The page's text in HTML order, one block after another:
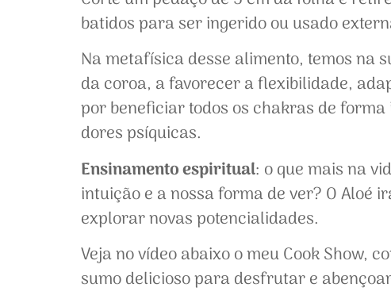
batidos para ser ingerido ou usado
Na metafísica desse alimento, temos
da coroa, a favorecer a flexibilidade,
por beneficiar todos os chakras de
dores psíquicas.
Ensinamento espiritual: o que mais na
intuição e a nossa forma de ver? O
explorar novas potencialidades.
Veja no vídeo abaixo o meu Cook Show,
sumo delicioso para desfrutar e